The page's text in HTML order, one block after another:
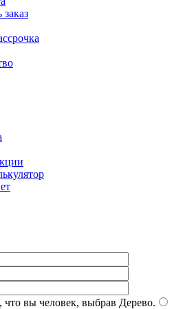
заказ
вы человек, выбрав Дерево.